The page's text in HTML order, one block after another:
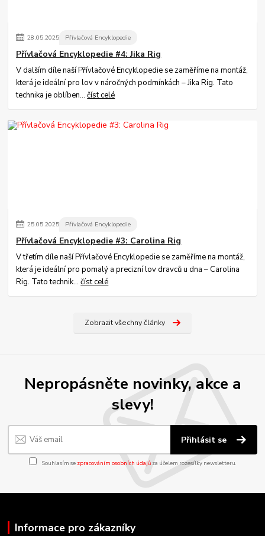
28.05.2025 Přívlačová Encyklopedie
Přívlačová Encyklopedie #4: Jika Rig
V dalším díle naší Přívlačové Encyklopedie se zaměříme na montáž,
která je ideální pro lov v náročných podmínkách – Jika Rig. Tato
technika je oblíben...číst celé
25.05.2025 Přívlačová Encyklopedie
Přívlačová Encyklopedie #3: Carolina Rig
V třetím díle naší Přívlačové Encyklopedie se zaměříme na montáž,
která je ideální pro pomalý a precizní lov dravců u dna – Carolina
Rig. Tato technik...číst celé
Zobrazit všechny články
Nepropásněte novinky, akce a
slevy!
Přihlásit se
Souhlasím se zpracováním osobních údajůza účelem rozesílky newsletteru.
Informace pro zákazníky